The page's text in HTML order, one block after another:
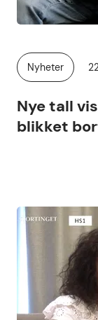
Nye tall
blikket
Kategori:
Nyheter